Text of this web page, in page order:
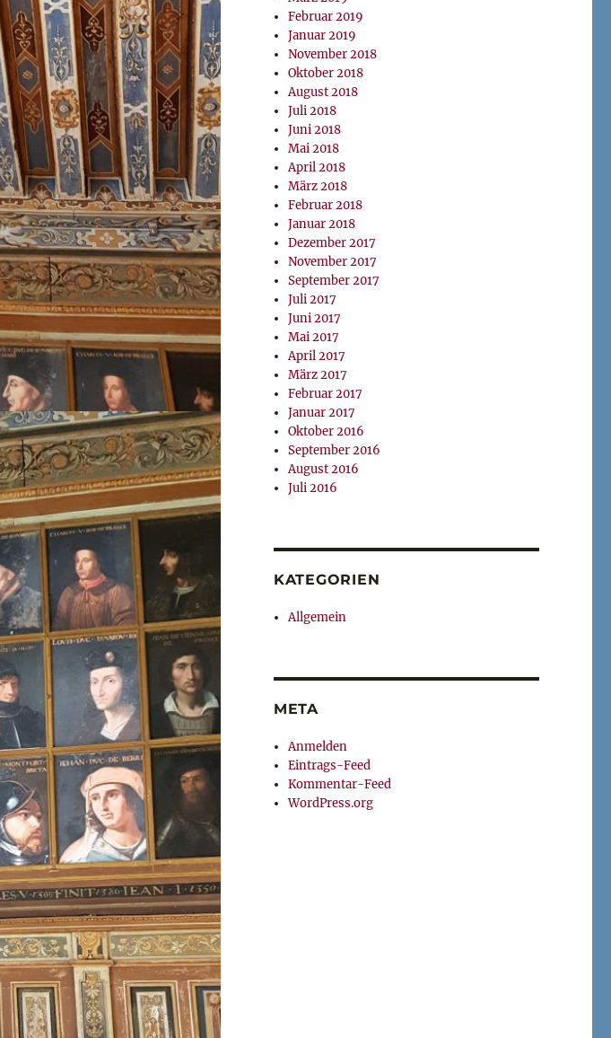
Februar 2019
Januar 2019
November 2018
Oktober 2018
August 2018
Juli 2018
Juni 2018
Mai 2018
April 2018
März 2018
Februar 2018
Januar 2018
Dezember 2017
November 2017
September 2017
Juli 2017
Juni 2017
Mai 2017
April 2017
März 2017
Februar 2017
Januar 2017
Oktober 2016
September 2016
August 2016
Juli 2016
KATEGORIEN
Allgemein
META
Anmelden
Eintrags-Feed
Kommentar-Feed
WordPress.org